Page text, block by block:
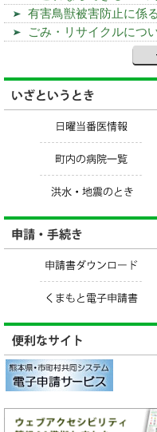
有害鳥獣被害防止に係
ごみ・リサイクルにつ